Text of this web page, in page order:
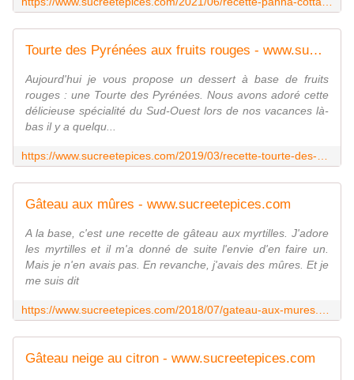
Tourte des Pyrénées aux fruits rouges - www.sucreetepices.com
Aujourd'hui je vous propose un dessert à base de fruits
rouges : une Tourte des Pyrénées. Nous avons adoré cette
délicieuse spécialité du Sud-Ouest lors de nos vacances là-
bas il y a quelqu...
Gâteau aux mûres - www.sucreetepices.com
A la base, c'est une recette de gâteau aux myrtilles. J'adore
les myrtilles et il m'a donné de suite l'envie d'en faire un.
Mais je n'en avais pas. En revanche, j'avais des mûres. Et je
me suis dit
Gâteau neige au citron - www.sucreetepices.com